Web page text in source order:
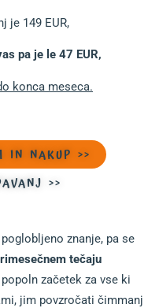
je 149 EUR,
pa je le 47 EUR,
konca meseca.
IN NAKUP >>
>>
znanje, pa se
tečaju
začetek za vse ki
jim povzročati čimmanj